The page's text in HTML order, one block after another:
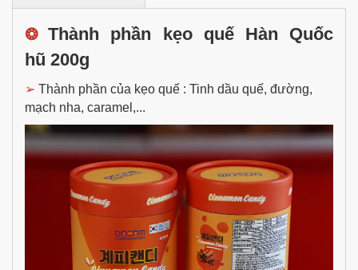
❂ Thành phần kẹo quế Hàn Quốc
hũ 200g
➢ Thành phần của kẹo quế : Tinh dầu quế, đường,
mạch nha, caramel,...